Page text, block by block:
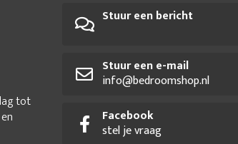
tot
Stuur een bericht
Stuur een e-mail
info@bedroomshop.nl
Facebook
stel je vraag